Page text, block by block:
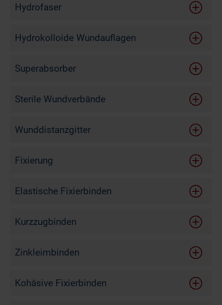
Hydrofaser
Hydrokolloide Wundauflagen
Superabsorber
Sterile Wundverbände
Wunddistanzgitter
Fixierung
Elastische Fixierbinden
Kurzzugbinden
Zinkleimbinden
Kohäsive Fixierbinden